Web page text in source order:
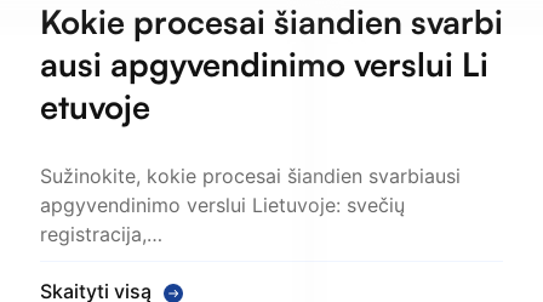
Kokie procesai šiandien svarbi
ausi apgyvendinimo verslui Li
etuvoje
Sužinokite, kokie procesai šiandien svarbiausi
apgyvendinimo verslui Lietuvoje: svečių
registracija,…
Skaityti visą